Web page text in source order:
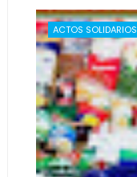
ACTOS SOLIDARIOS